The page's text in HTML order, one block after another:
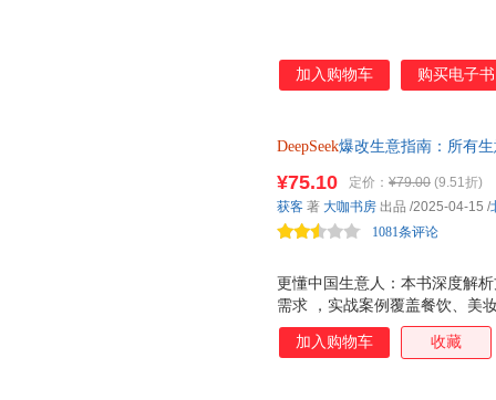
加入购物车 购买电子书
DeepSeek爆改生意指南：所有
造24小时带货主播，不露脸也
更懂中国生意人：本书深度解
需求 ，实战案例覆盖餐饮、美
影：手把手教你注册、写指令
景变现路径：AI批量生成短视
¥75.10 定价： ¥79.00 (9.51折)
1081条评论
获客 著 大咖书房 出品 /2025-04-15 /
加入购物车 收藏